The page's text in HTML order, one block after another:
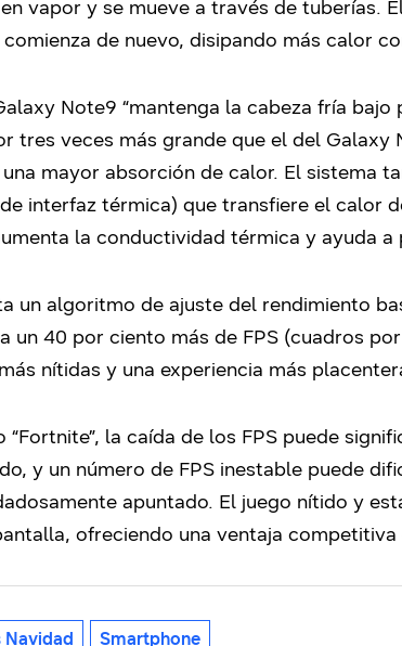
vapor y se mueve a través de tuberías.
de nuevo, disipando más calor
Note9 “mantenga la cabeza fría bajo
tres veces más grande que el del Galaxy
mayor absorción de calor. El sistema
interfaz térmica) que transfiere el calor
la conductividad térmica y ayuda
un algoritmo de ajuste del rendimiento
un 40 por ciento más de FPS (cuadros
nítidas y una experiencia más
la caída de los FPS puede
y un número de FPS inestable puede
apuntado. El juego nítido y
ofreciendo una ventaja
Navidad Smartphone